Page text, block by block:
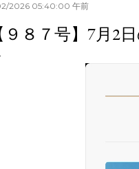
2026 05:40:00 午前
９８７号】7月2